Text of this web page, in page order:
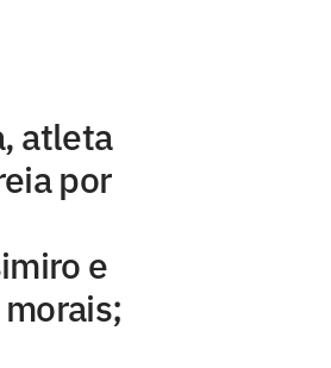
atleta
por
e